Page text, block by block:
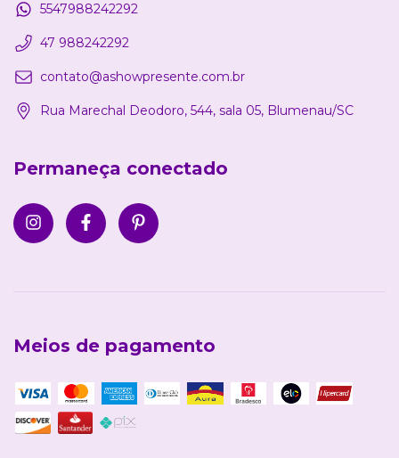
5547988242292
47 988242292
contato@ashowpresente.com.br
Rua Marechal Deodoro, 544, sala 05, Blumenau/SC
Permaneça conectado
Meios de pagamento